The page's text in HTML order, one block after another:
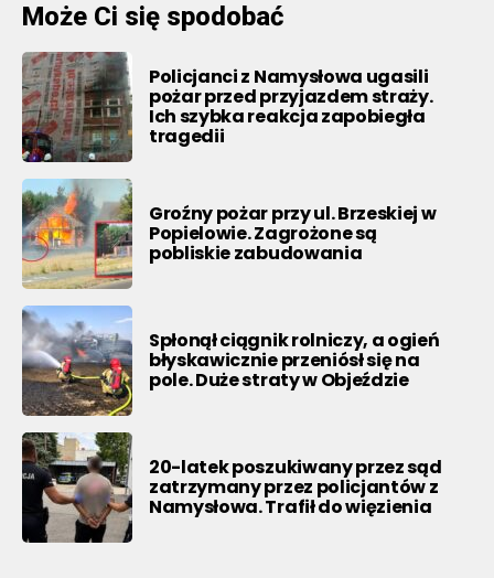
Może Ci się spodobać
Policjanci z Namysłowa ugasili
pożar przed przyjazdem straży.
Ich szybka reakcja zapobiegła
tragedii
Groźny pożar przy ul. Brzeskiej w
Popielowie. Zagrożone są
pobliskie zabudowania
Spłonął ciągnik rolniczy, a ogień
błyskawicznie przeniósł się na
pole. Duże straty w Objeździe
20-latek poszukiwany przez sąd
zatrzymany przez policjantów z
Namysłowa. Trafił do więzienia